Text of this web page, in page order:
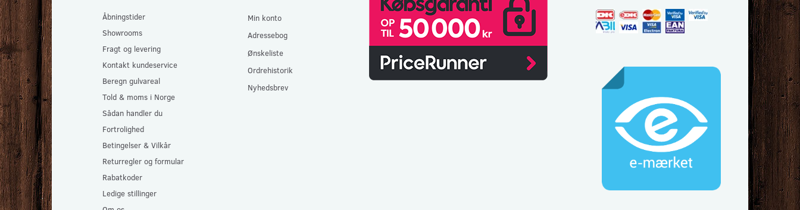
Åbningstider
Showrooms
Fragt og levering
Kontakt kundeservice
Beregn gulvareal
Told & moms i Norge
Sådan handler du
Fortrolighed
Betingelser & Vilkår
Returregler og formular
Rabatkoder
Ledige stillinger
Min konto
Adressebog
Ønskeliste
Ordrehistorik
Nyhedsbrev